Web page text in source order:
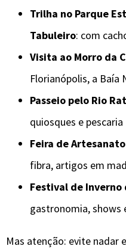
Trilha no Parque
Tabuleiro: com
Visita ao Morro da
Florianópolis, a Baía
Passeio pelo Rio
quiosques e pescaria
Feira de
fibra, artigos em
Festival de Inverno
gastronomia, shows
Mas atenção: evite nadar